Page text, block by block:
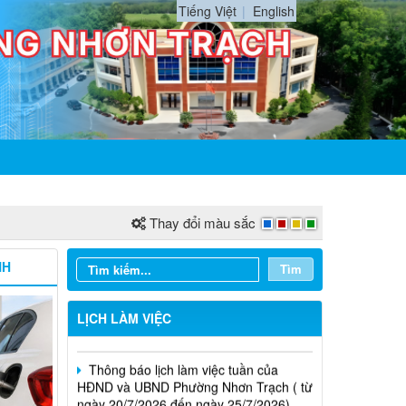
Tiếng Việt English
Thay đổi màu sắc
Tìm
LỊCH LÀM VIỆC
Thông báo lịch làm việc tuần của
HĐND và UBND phường Nhơn Trạch( từ
ngày 03/08/2026 đến ngày 08/08/2026)
HĐND và UBND Phường Nhơn Trạch ( từ
ngày 20/7/2026 đến ngày 25/7/2026)